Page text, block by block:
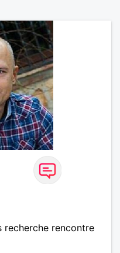
recherche rencontre